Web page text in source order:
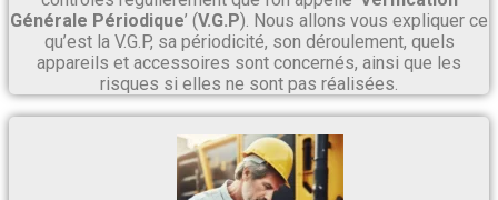
Générale Périodique’ (V.G.P). Nous allons vous expliquer ce
qu’est la V.G.P, sa périodicité, son déroulement, quels
appareils et accessoires sont concernés, ainsi que les
risques si elles ne sont pas réalisées.